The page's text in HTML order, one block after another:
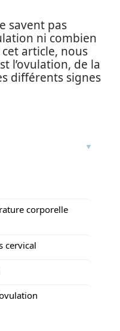
savent pas
ni combien
article, nous
l’ovulation, de la
différents signes
corporelle
cervical